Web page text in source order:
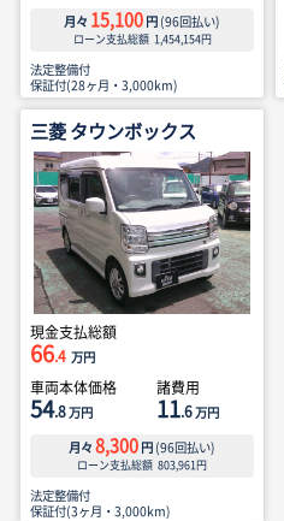
月々 15,100 円 (96回払い)
ローン支払総額 1,454,154円
法定整備付
保証付(28ヶ月・3,000km)
三菱 タウンボックス
現金支払総額
66.4 万円
車両本体価格
54.8万円
諸費用
11.6万円
月々 8,300 円 (96回払い)
ローン支払総額 803,961円
法定整備付
保証付(3ヶ月・3,000km)